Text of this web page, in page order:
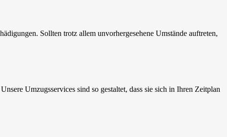
Sollten trotz allem unvorhergesehene Umstände auftreten,
Umzugsservices sind so gestaltet, dass sie sich in Ihren Zeitplan